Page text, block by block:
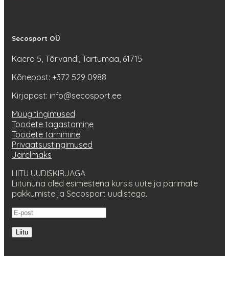
Secosport OÜ
Kaera 5, Tõrvandi, Tartumaa, 61715
Kõnepost: +372 529 0988
Kirjapost: info@secosport.ee
Müügitingimused
Toodete tagastamine
Toodete tarnimine
Privaatsustingimused
Järelmaks
LIITU UUDISKIRJAGA
Liitununa oled esimestena kursis uute ja parimate
pakkumiste ja Secosport uudistega.
Liitu